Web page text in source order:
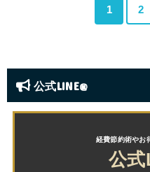
1 2
公式LINE@
公式